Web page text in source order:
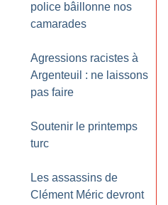
police bâillonne nos
camarades
Agressions racistes à
Argenteuil : ne laissons
pas faire
Soutenir le printemps
turc
Les assassins de
Clément Méric devront